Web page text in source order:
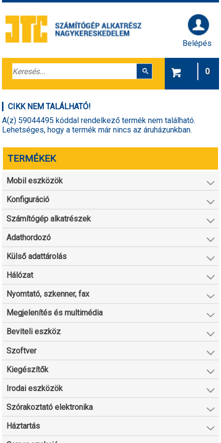
Belépés
0
CIKK NEM TALÁLHATÓ!
A(z) 59044495 kóddal rendelkező termék nem található.
Lehetséges, hogy a termék már nincs az áruházunkban.
TERMÉKEK
Mobil eszközök
Konfiguráció
Számítógép alkatrészek
Adathordozó
Külső adattárolás
Hálózat
Nyomtató, szkenner, fax
Megjelenítés és multimédia
Beviteli eszköz
Szoftver
Kiegészítők
Irodai eszközök
Szórakoztató elektronika
Háztartás